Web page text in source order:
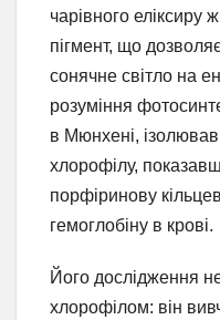
чарівного еліксиру
пігмент, що
сонячне світло на
розуміння
в Мюнхені, ізолював
хлорофілу,
порфіринову
гемоглобіну в крові.
Його дослідження
хлорофілом: він